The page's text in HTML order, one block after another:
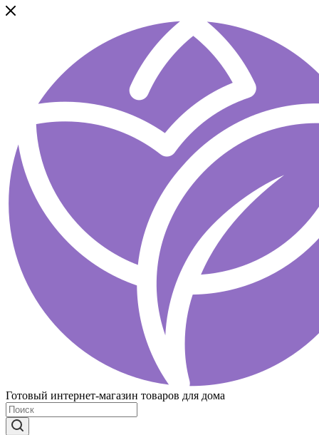
Готовый интернет-магазин товаров для дома